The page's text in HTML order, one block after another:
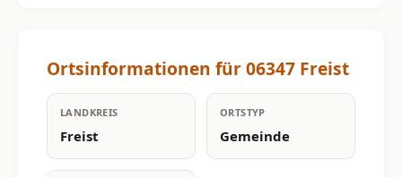
Ortsinformationen für 06347 Freist
LANDKREIS
Freist
ORTSTYP
Gemeinde